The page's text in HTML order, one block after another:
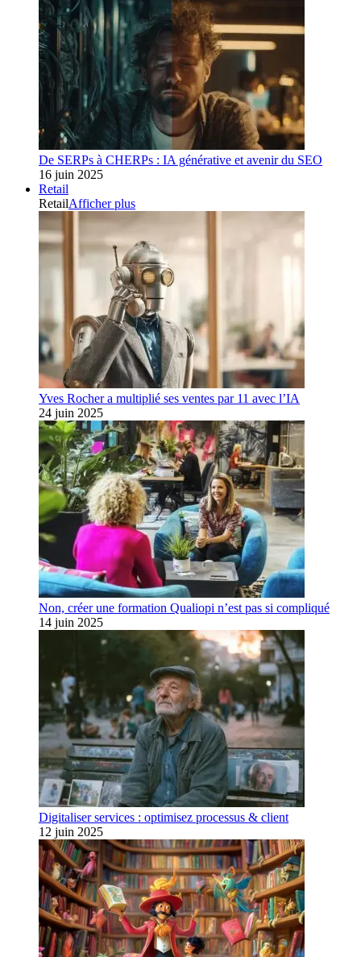
De SERPs à CHERPs : IA générative et avenir du SEO
16 juin 2025
Retail
RetailAfficher plus
Yves Rocher a multiplié ses ventes par 11 avec l’IA
24 juin 2025
Non, créer une formation Qualiopi n’est pas si compliqué
14 juin 2025
Digitaliser services : optimisez processus & client
12 juin 2025